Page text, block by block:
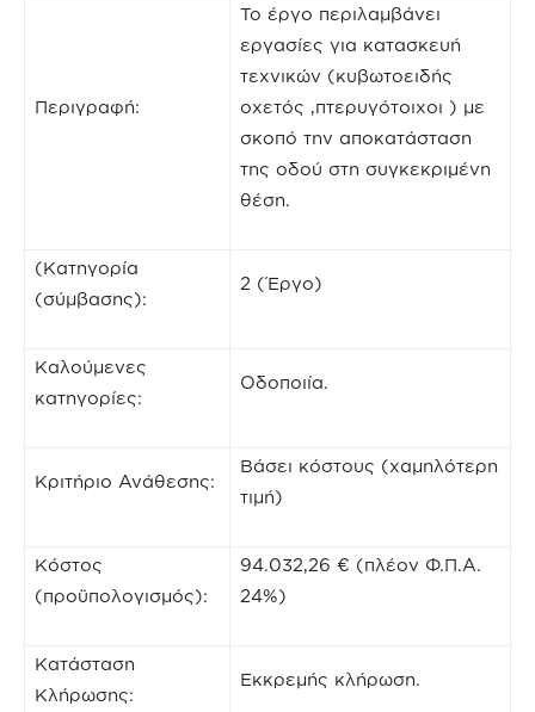
Περιγραφή:
Το έργο περιλαμβάνει
εργασίες για κατασκευή
τεχνικών (κυβωτοειδής
οχετός ,πτερυγότοιχοι ) με
σκοπό την αποκατάσταση
της οδού στη συγκεκριμένη
θέση.
(Κατηγορία
(σύμβασης):
2 (Έργο)
Καλούμενες
κατηγορίες:
Oδοποιία.
Κριτήριο Ανάθεσης:
Βάσει κόστους (χαμηλότερη
τιμή)
Κόστος
(προϋπολογισμός):
94.032,26 € (πλέον Φ.Π.Α.
24%)
Κατάσταση
Κλήρωσης:
Εκκρεμής κλήρωση.